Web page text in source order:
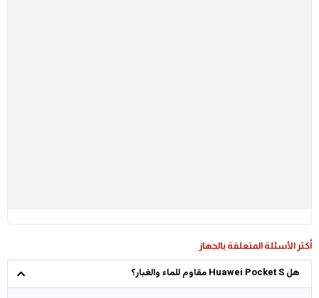
أكثر الأسئلة المتعلقة بالجهاز
هل Huawei Pocket S مقاوم للماء والغبار؟